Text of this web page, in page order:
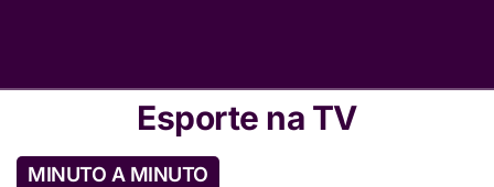
Esporte na TV
MINUTO A MINUTO